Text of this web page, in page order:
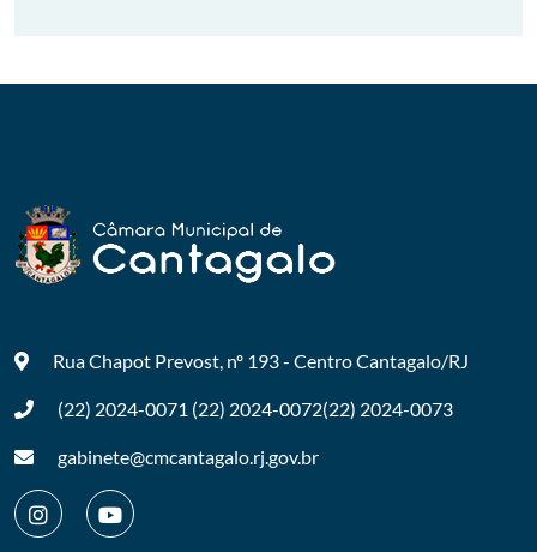
Rua Chapot Prevost, nº 193 - CentroCantagalo/RJ
(22) 2024-0071 (22) 2024-0072(22) 2024-0073
gabinete@cmcantagalo.rj.gov.br